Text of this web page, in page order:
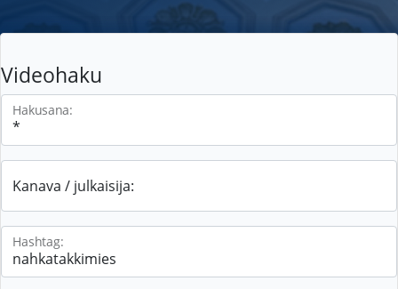
Videohaku
Hakusana:
Kanava / julkaisija:
Hashtag: